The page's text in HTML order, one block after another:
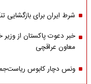
شرط ایران برای بازگشایی
خبر دعوت پاکستان از
معاون عراقچی
ونس دچار کابوس